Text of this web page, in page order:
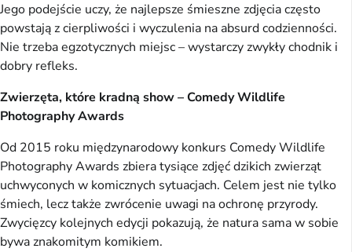
Jego podejście uczy, że najlepsze śmieszne zdjęcia często
powstają z cierpliwości i wyczulenia na absurd codzienności.
Nie trzeba egzotycznych miejsc – wystarczy zwykły chodnik i
dobry refleks.
Zwierzęta, które kradną show – Comedy Wildlife
Photography Awards
Od 2015 roku międzynarodowy konkurs Comedy Wildlife
Photography Awards zbiera tysiące zdjęć dzikich zwierząt
uchwyconych w komicznych sytuacjach. Celem jest nie tylko
śmiech, lecz także zwrócenie uwagi na ochronę przyrody.
Zwycięzcy kolejnych edycji pokazują, że natura sama w sobie
bywa znakomitym komikiem.